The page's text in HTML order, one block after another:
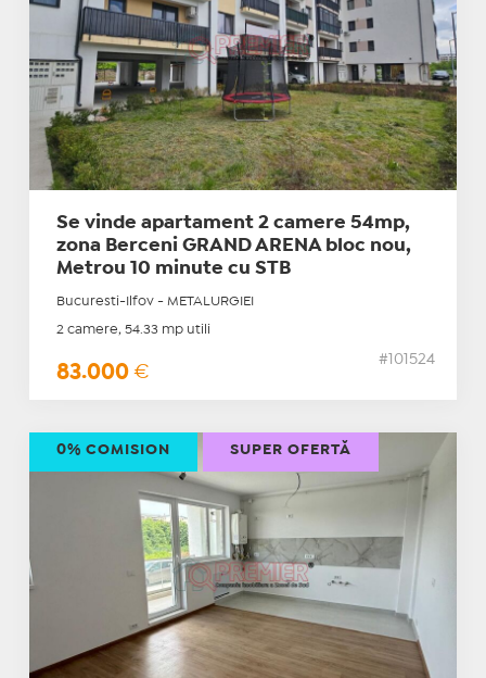
Se vinde apartament 2 camere 54mp,
zona Berceni GRAND ARENA bloc nou,
Metrou 10 minute cu STB
Bucuresti-Ilfov - METALURGIEI
2 camere, 54.33 mp utili
83.000 €
#101524
0% COMISION SUPER OFERTĂ